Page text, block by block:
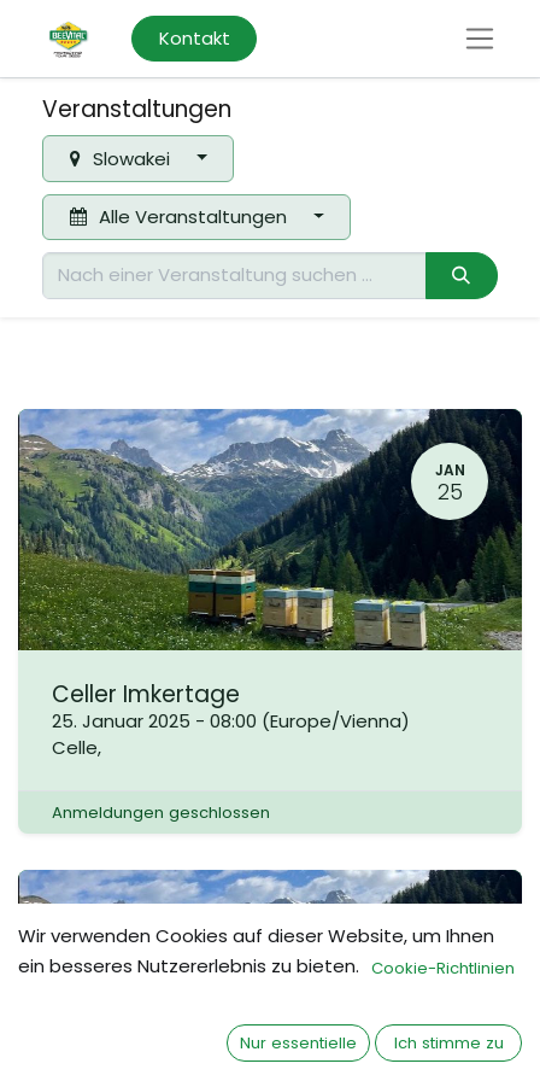
Kontakt
Veranstaltungen
Slowakei
Alle Veranstaltungen
JAN
25
Celler Imkertage
25. Januar 2025 - 08:00 (Europe/Vienna)
Celle,
Anmeldungen geschlossen
APR
14
Wir verwenden Cookies auf dieser Website, um Ihnen
ein besseres Nutzererlebnis zu bieten. Cookie-Richtlinien
Nur essentielle Ich stimme zu